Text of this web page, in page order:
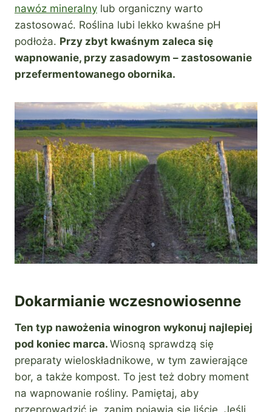
nawóz mineralny lub organiczny warto
zastosować. Roślina lubi lekko kwaśne pH
podłoża. Przy zbyt kwaśnym zaleca się
wapnowanie, przy zasadowym – zastosowanie
przefermentowanego obornika.
Dokarmianie wczesnowiosenne
Ten typ nawożenia winogron wykonuj najlepiej
pod koniec marca. Wiosną sprawdzą się
preparaty wieloskładnikowe, w tym zawierające
bor, a także kompost. To jest też dobry moment
na wapnowanie rośliny. Pamiętaj, aby